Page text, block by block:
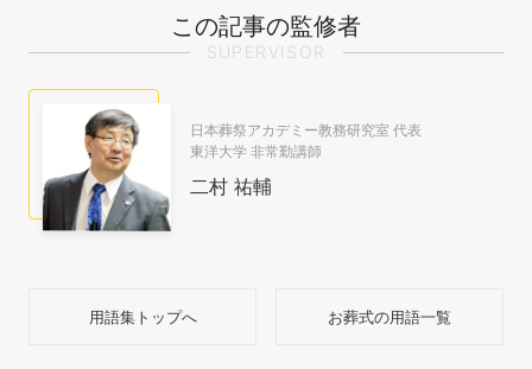
この記事の監修者
SUPERVISOR
二村 祐輔
日本葬祭アカデミー教務研究室 代表
東洋大学 非常勤講師
用語集トップへ お葬式の用語一覧